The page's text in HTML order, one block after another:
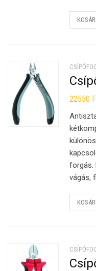
22550
forgás.
vágás,